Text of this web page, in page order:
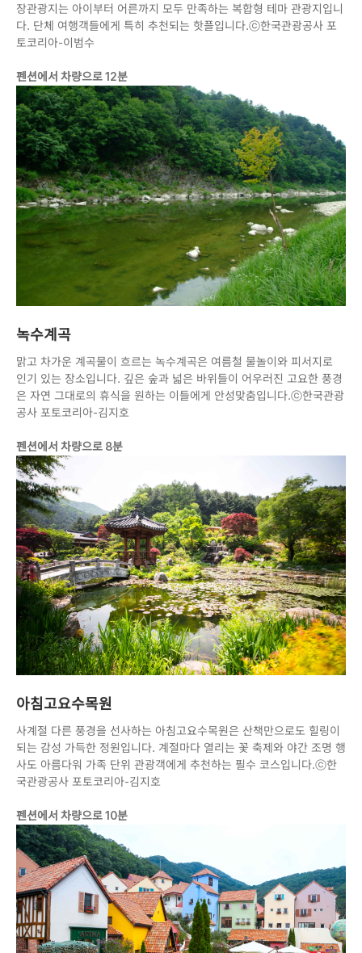
장관광지는 아이부터 어른까지 모두 만족하는 복합형 테마 관광지입니
다. 단체 여행객들에게 특히 추천되는 핫플입니다.ⓒ한국관광공사 포
토코리아-이범수
펜션에서 차량으로 12분
녹수계곡
맑고 차가운 계곡물이 흐르는 녹수계곡은 여름철 물놀이와 피서지로
인기 있는 장소입니다. 깊은 숲과 넓은 바위들이 어우러진 고요한 풍경
은 자연 그대로의 휴식을 원하는 이들에게 안성맞춤입니다.ⓒ한국관광
공사 포토코리아-김지호
펜션에서 차량으로 8분
아침고요수목원
사계절 다른 풍경을 선사하는 아침고요수목원은 산책만으로도 힐링이
되는 감성 가득한 정원입니다. 계절마다 열리는 꽃 축제와 야간 조명 행
사도 아름다워 가족 단위 관광객에게 추천하는 필수 코스입니다.ⓒ한
국관광공사 포토코리아-김지호
펜션에서 차량으로 10분